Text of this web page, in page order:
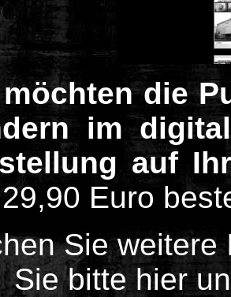
die
im
auf
Euro
Sie weitere
Sie bitte hier